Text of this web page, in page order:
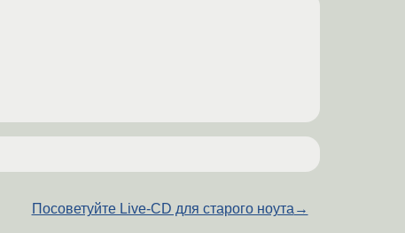
Посоветуйте Live-CD для старого ноута →